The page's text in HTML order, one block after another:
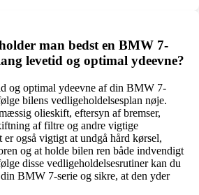
man bedst en BMW 7-
levetid og optimal ydeevne?
og optimal ydeevne af din BMW 7-
bilens vedligeholdelsesplan nøje.
olieskift, eftersyn af bremser,
af filtre og andre vigtige
er også vigtigt at undgå hård kørsel,
og at holde bilen ren både indvendigt
disse vedligeholdelsesrutiner kan du
BMW 7-serie og sikre, at den yder